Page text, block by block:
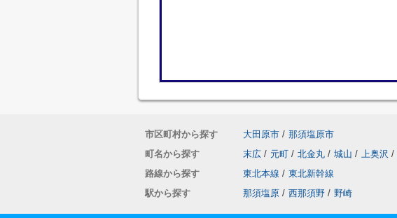
市区町村から探す 大田原市 / 那須塩原市
町名から探す
末広 / 元町 / 北金丸 / 城山 / 上奥沢 /
路線から探す
東北本線 / 東北新幹線
駅から探す
那須塩原 / 西那須野 / 野崎